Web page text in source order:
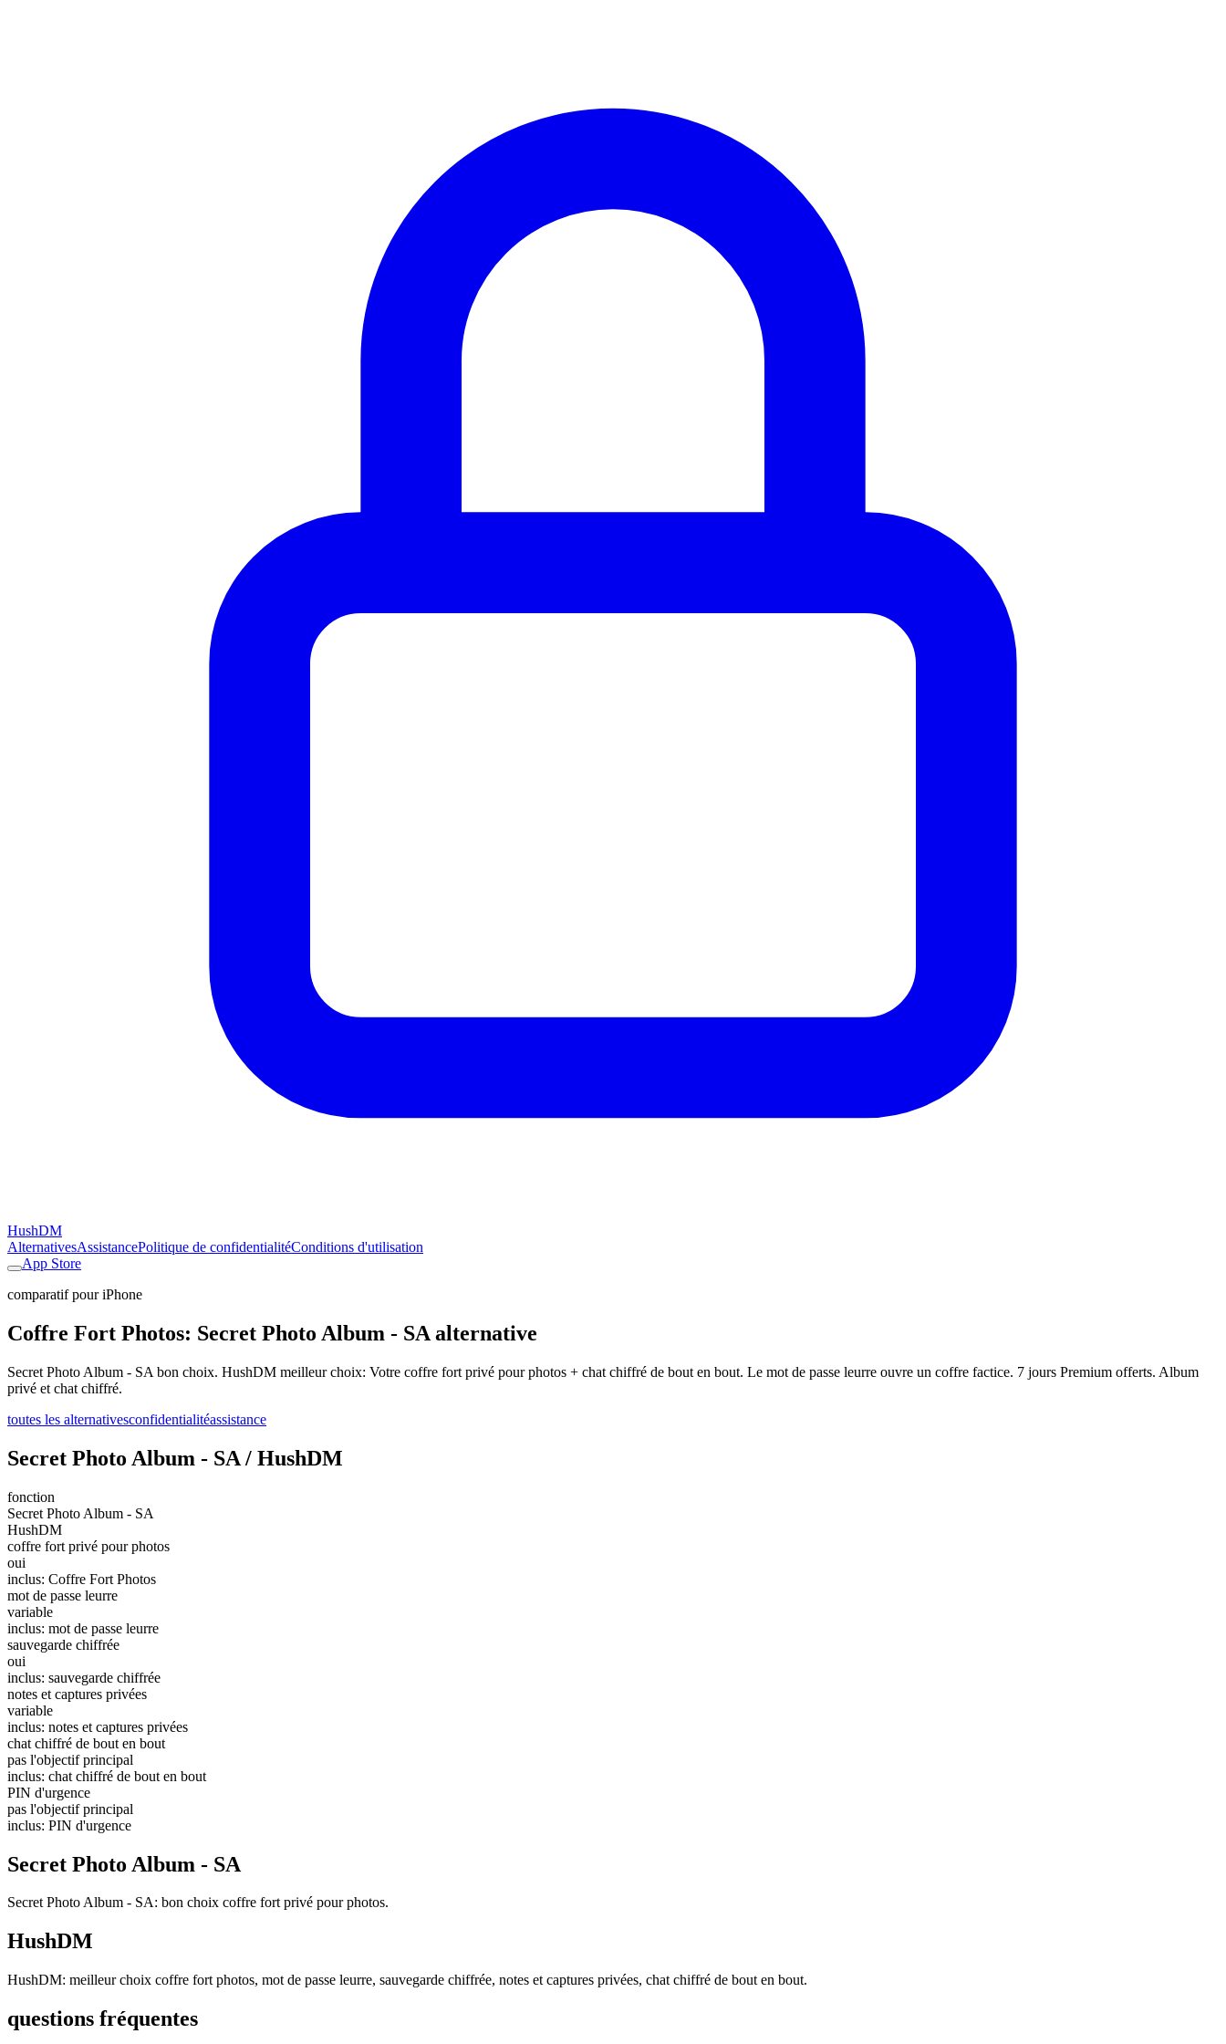
HushDM
AlternativesAssistancePolitique de confidentialitéConditions d'utilisation
App Store
comparatif pour iPhone
Coffre Fort Photos: Secret Photo Album - SA alternative
Secret Photo Album - SA bon choix. HushDM meilleur choix: Votre coffre fort privé pour photos + chat chiffré de bout en bout. Le mot de passe leurre ouvre un coffre factice. 7 jours Premium offerts. Album
privé et chat chiffré.
toutes les alternativesconfidentialitéassistance
Secret Photo Album - SA / HushDM
fonction
Secret Photo Album - SA
HushDM
coffre fort privé pour photos
oui
inclus: Coffre Fort Photos
mot de passe leurre
variable
inclus: mot de passe leurre
sauvegarde chiffrée
oui
inclus: sauvegarde chiffrée
notes et captures privées
variable
inclus: notes et captures privées
chat chiffré de bout en bout
pas l'objectif principal
inclus: chat chiffré de bout en bout
PIN d'urgence
pas l'objectif principal
inclus: PIN d'urgence
Secret Photo Album - SA
Secret Photo Album - SA: bon choix coffre fort privé pour photos.
HushDM
HushDM: meilleur choix coffre fort photos, mot de passe leurre, sauvegarde chiffrée, notes et captures privées, chat chiffré de bout en bout.
questions fréquentes